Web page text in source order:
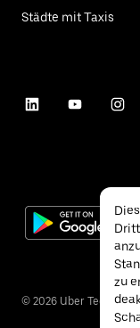
Städte mit Taxis
© 2026 Uber
zu